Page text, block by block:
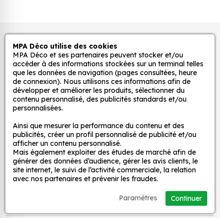
les murs, les meubles ou les jouets.
Pour la cuisine : nos stickers peuvent être
utilisés pour ajouter une touche d'originalité à
la cuisine. Ils peuvent être utilisés pour décorer
les murs, les appareils électroménagers ou les
accessoires de cuisine.
Pour la salle de bain : nos stickers peuvent être
relaxante dans la salle de bain. Ils peuvent
être utilisés pour décorer les murs, les miroirs ou
les accessoires de salle de bain.
Pour le salon : nos stickers peuvent être utilisés
pour créer une ambiance chaleureuse et
accueillante dans le salon. Ils peuvent être
utilisés pour décorer les murs, les meubles ou
les accessoires de salon.
5
très bien
05/11/2012
5
mes collegues sont demandeurs je vais
Autocollants pour véhicules et stickers
décoratifs
MPA Déco
Nos sites
Mon Compte
MPA Déco utilise des cookies
MPA Déco et ses partenaires peuvent stocker et/ou
accéder à des informations stockées sur un terminal telles
que les données de navigation (pages consultées, heure
de connexion). Nous utilisons ces informations afin de
développer et améliorer les produits, sélectionner du
contenu personnalisé, des publicités standards et/ou
personnalisées.
Ainsi que mesurer la performance du contenu et des
publicités, créer un profil personnalisé de publicité et/ou
afficher un contenu personnalisé.
Mais également exploiter des études de marché afin de
générer des données d’audience, gérer les avis clients, le
site internet, le suivi de l’activité commerciale, la relation
avec nos partenaires et prévenir les fraudes.
Continuer
Paramétres